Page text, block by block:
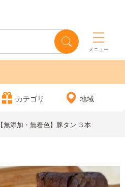
メニュー
カテゴリ 地域
【無添加・無着色】豚タン ３本